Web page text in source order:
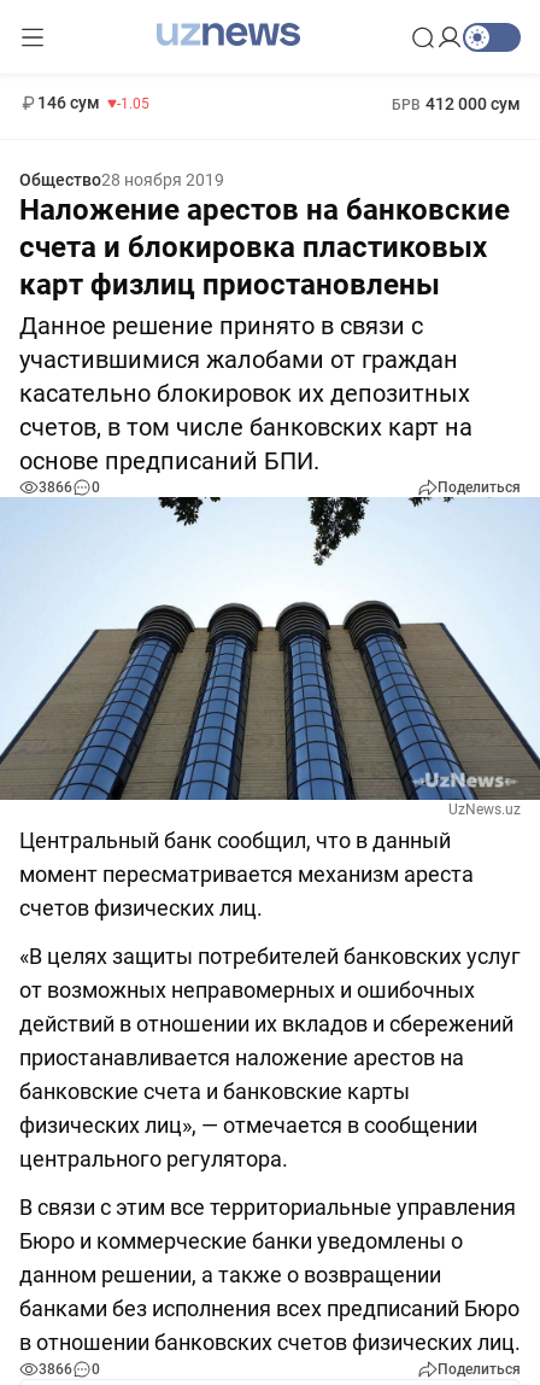
146 сум -1.05 БРВ 412 000 сум
Общество28 ноября 2019
Наложение арестов на банковские
счета и блокировка пластиковых
карт физлиц приостановлены
Данное решение принято в связи с
участившимися жалобами от граждан
касательно блокировок их депозитных
счетов, в том числе банковских карт на
основе предписаний БПИ.
3866 0 Поделиться
UzNews.uz
Центральный банк сообщил, что в данный
момент пересматривается механизм ареста
счетов физических лиц.
«В целях защиты потребителей банковских услуг
от возможных неправомерных и ошибочных
действий в отношении их вкладов и сбережений
приостанавливается наложение арестов на
банковские счета и банковские карты
физических лиц», — отмечается в сообщении
центрального регулятора.
В связи с этим все территориальные управления
Бюро и коммерческие банки уведомлены о
данном решении, а также о возвращении
банками без исполнения всех предписаний Бюро
в отношении банковских счетов физических лиц.
3866 0 Поделиться